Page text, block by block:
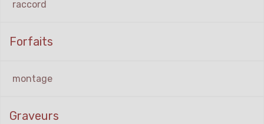
raccord
Forfaits
montage
Graveurs